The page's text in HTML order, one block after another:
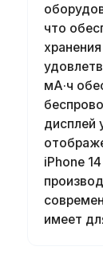
что
мА·ч
дисплей
iPhone
имеет